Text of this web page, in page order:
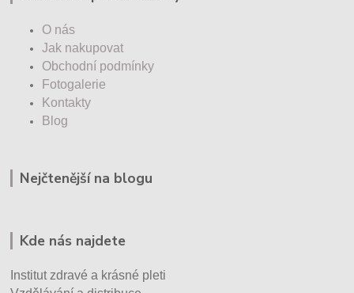
O nás
Jak nakupovat
Obchodní podmínky
Fotogalerie
Kontakty
Blog
Nejčtenější na blogu
Kde nás najdete
Institut zdravé a krásné pleti